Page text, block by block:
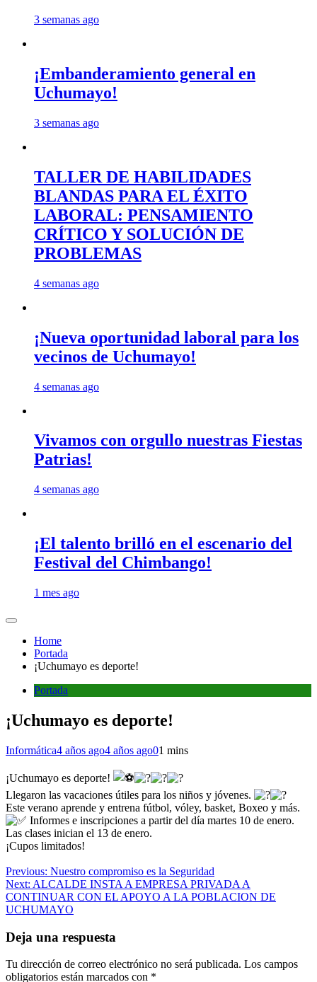
3 semanas ago
¡Embanderamiento general en
Uchumayo!
3 semanas ago
TALLER DE HABILIDADES
BLANDAS PARA EL ÉXITO
LABORAL: PENSAMIENTO
CRÍTICO Y SOLUCIÓN DE
PROBLEMAS
4 semanas ago
¡Nueva oportunidad laboral para los
vecinos de Uchumayo!
4 semanas ago
Vivamos con orgullo nuestras Fiestas
Patrias!
4 semanas ago
¡El talento brilló en el escenario del
Festival del Chimbango!
1 mes ago
Home
Portada
¡Uchumayo es deporte!
Portada
¡Uchumayo es deporte!
Informática4 años ago4 años ago01 mins
¡Uchumayo es deporte!
Llegaron las vacaciones útiles para los niños y jóvenes.
Este verano aprende y entrena fútbol, vóley, basket, Boxeo y más.
Informes e inscripciones a partir del día martes 10 de enero.
Las clases inician el 13 de enero.
¡Cupos limitados!
Navegación
de
entradas
Previous: Nuestro compromiso es la Seguridad
Next: ALCALDE INSTA A EMPRESA PRIVADA A
CONTINUAR CON EL APOYO A LA POBLACION DE
UCHUMAYO
Deja una respuesta
Tu dirección de correo electrónico no será publicada. Los campos
obligatorios están marcados con *